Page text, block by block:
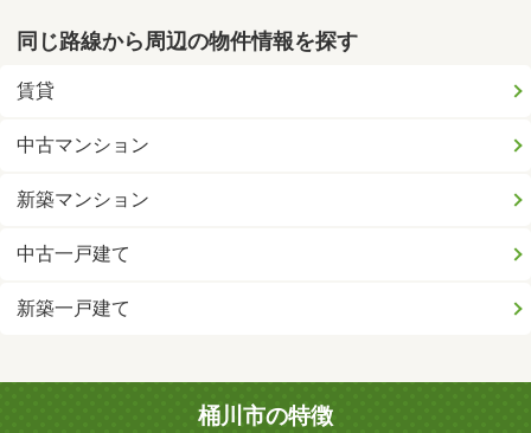
同じ路線から周辺の物件情報を探す
賃貸
中古マンション
新築マンション
中古一戸建て
新築一戸建て
桶川市の特徴